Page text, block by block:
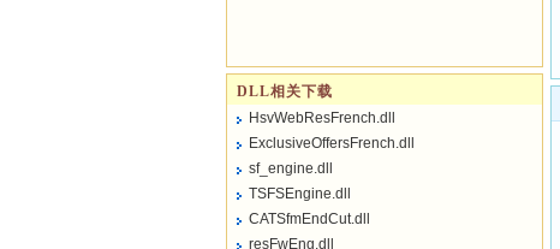
DLL相关下载
HsvWebResFrench.dll
ExclusiveOffersFrench.dll
sf_engine.dll
TSFSEngine.dll
CATSfmEndCut.dll
resFwEng.dll